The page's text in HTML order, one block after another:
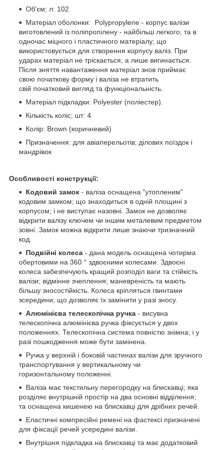
Об'єм; л: 102
Матеріал оболонки: Polypropylene - корпус валізи
виготовлений із поліпропілену - найбільш легкого; та в
одночас міцного і пластичного матеріалу; що
використовується для створення корпусу валіз. При
ударах матеріал не тріскається; а лише вигинається.
Після зняття навантаження матеріал знов приймає
свою початкову форму і валіза не втратить
свій початковий вигляд та функціональність.
Матеріал підкладки: Polyester (поліестер).
Кількість коліс; шт: 4
Колір: Brown (коричневий)
Призначення: для авіаперельотів; ділових поїздок і
мандрівок
Особливості конструкції:
Кодовий замок - валіза оснащена "утопленим"
кодовим замком; що знаходиться в одній площині з
корпусом; і не виступає назовні. Замок не дозволяє
відкрити валізу ключем чи іншим металевим предметом
зовні. Замок можна відкрити лише знаючи тризначний
код.
Подвійні колеса - дана модель оснащена чотирма
обертовими на 360 ° здвоєними колесами. Здвоєні
колеса забезпечують кращий розподіл ваги та стійкість
валізи; відмінне зчеплення; маневреність та мають
більшу зносостійкість. Колеса кріпляться гвинтами
зсередини; що дозволяє їх замінити у разі зносу.
Алюмінієва телескопічна ручка - висувна
телескопічна алюмінієва ручка фіксується у двох
положеннях. Телескопічна система повністю знімна; і у
разі пошкодження може бути замінена.
Ручка у верхній і боковій частинах валізи для зручного
транспортування у вертикальному чи
горизонтальному положенні.
Валіза має текстильну перегородку на блискавці; яка
розділяє внутрішній простір на два основні відділення;
та оснащена кишенею на блискавці для дрібних речей.
Еластичні компресійні ремені на фастексі призначені
для фіксації речей усередині валізи.
Внутрішня підкладка на блискавці та має додатковий